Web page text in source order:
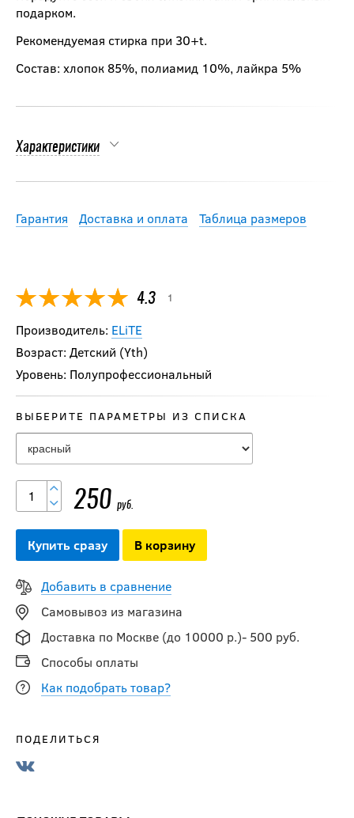
подарком.
Рекомендуемая стирка при 30+t.
Состав: хлопок 85%, полиамид 10%, лайкра 5%
Характеристики
Гарантия Доставка и оплата Таблица размеров
4.3 1
Производитель: ELiTE
Возраст: Детский (Yth)
Уровень: Полупрофессиональный
ВЫБЕРИТЕ ПАРАМЕТРЫ ИЗ СПИСКА
250 руб.
Купить сразу В корзину
Добавить в сравнение
Самовывоз из магазина
Доставка по Москве (до 10000 р.)- 500 руб.
Способы оплаты
Как подобрать товар?
ПОДЕЛИТЬСЯ